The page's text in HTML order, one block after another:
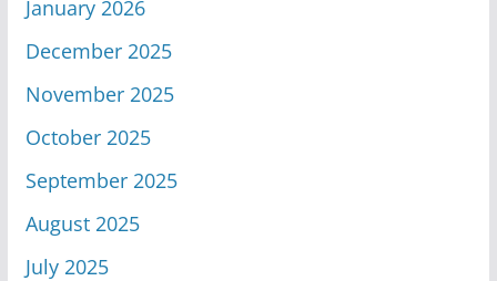
January 2026
December 2025
November 2025
October 2025
September 2025
August 2025
July 2025